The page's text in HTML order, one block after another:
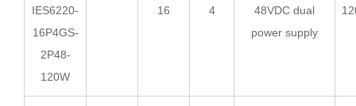
IES6220-
16P4GS-
2P48-
120W
16 4
48VDC dual
power supply